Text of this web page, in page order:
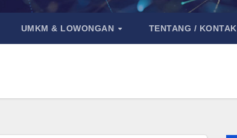
UMKM & LOWONGAN TENTANG / KONTAK